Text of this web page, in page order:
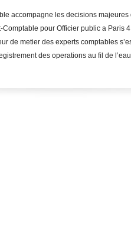
accompagne les decisions
pour Officier public a Paris
de metier des experts comptables
des operations au fil de